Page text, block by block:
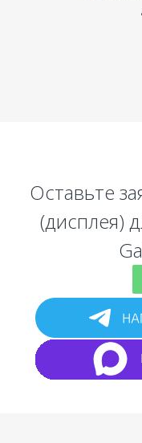
Оставьте
(дисплея)